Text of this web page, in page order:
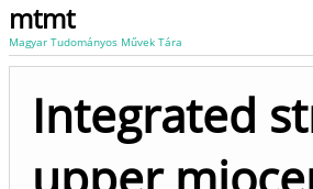
mtmt
Magyar Tudományos Művek Tára
Integrated